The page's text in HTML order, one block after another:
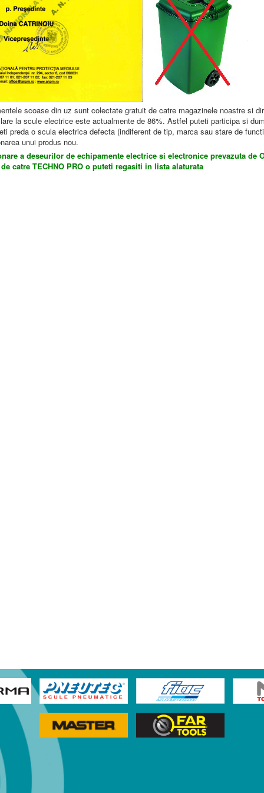
scoase din uz sunt colectate gratuit de catre magazinele noastre si
la scule electrice este actualmente de 86%. Astfel puteti participa si
preda o scula electrica defecta (indiferent de tip, marca sau stare de
unui produs nou.
a deseurilor de echipamente electrice si electronice prevazuta de
catre TECHNO PRO o puteti regasiti in lista alaturata